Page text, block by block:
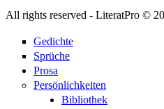
All rights reserved - LiteratPro ©
Gedichte
Sprüche
Prosa
Persönlichkeiten
Bibliothek